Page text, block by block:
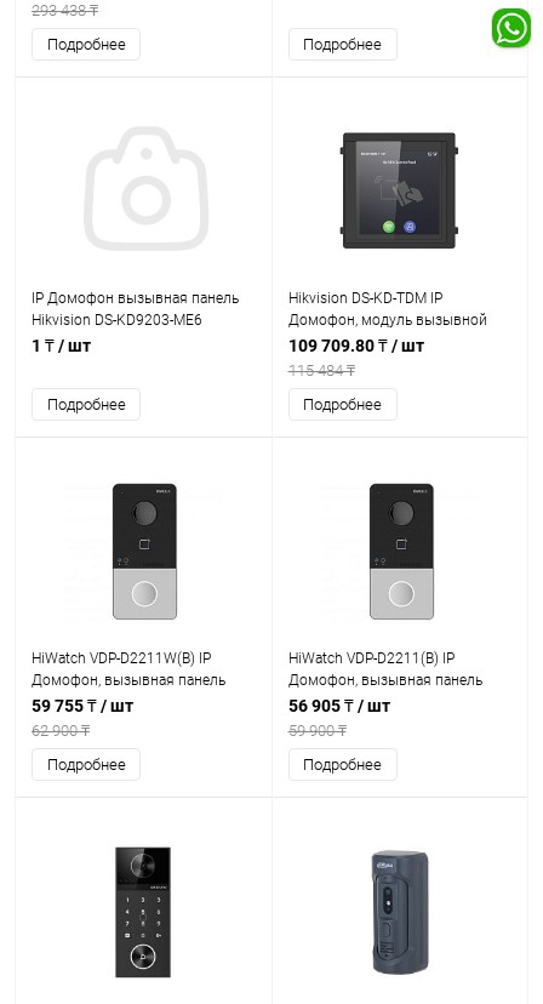
293 438 ₸
Подробнее
Подробнее
IP Домофон вызывная панель
Hikvision DS-KD9203-ME6
1 ₸/ шт
Подробнее
Hikvision DS-KD-TDM IP
Домофон, модуль вызывной
панели
109 709.80 ₸/ шт
115 484 ₸
Подробнее
HiWatch VDP-D2211W(B) IP
Домофон, вызывная панель
59 755 ₸/ шт
62 900 ₸
Подробнее
HiWatch VDP-D2211(B) IP
Домофон, вызывная панель
56 905 ₸/ шт
59 900 ₸
Подробнее